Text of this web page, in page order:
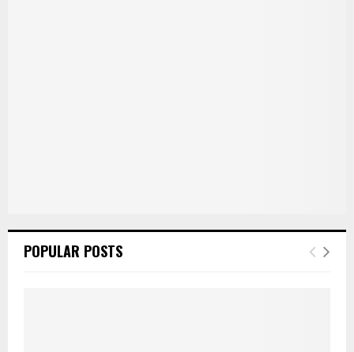
POPULAR POSTS